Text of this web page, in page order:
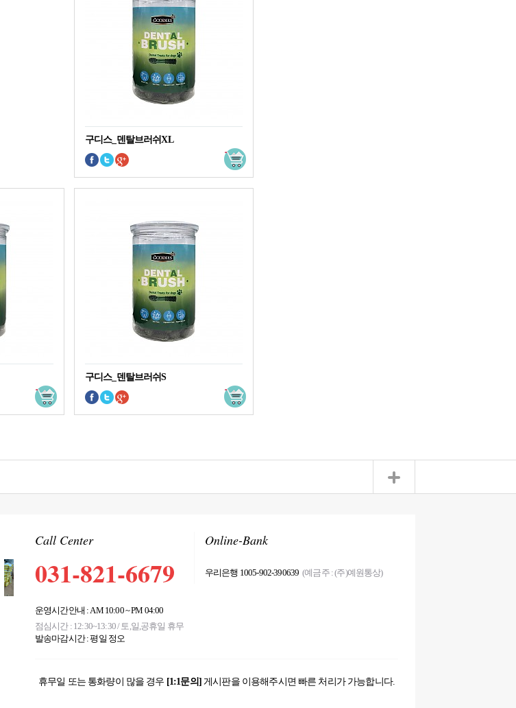
구디스_덴탈브러쉬XL
구디스_덴탈브러쉬S
Call Center
031-821-6679
운영시간안내 : AM 10:00 ~ PM 04:00
점심시간 : 12:30~13:30 / 토,일,공휴일 휴무
발송마감시간 : 평일 정오
Online-Bank
우리은행 1005-902-390639 (예금주 : (주)예원통상)
휴무일 또는 통화량이 많을 경우 [1:1문의] 게시판을 이용해주시면 빠른 처리가 가능합니다.